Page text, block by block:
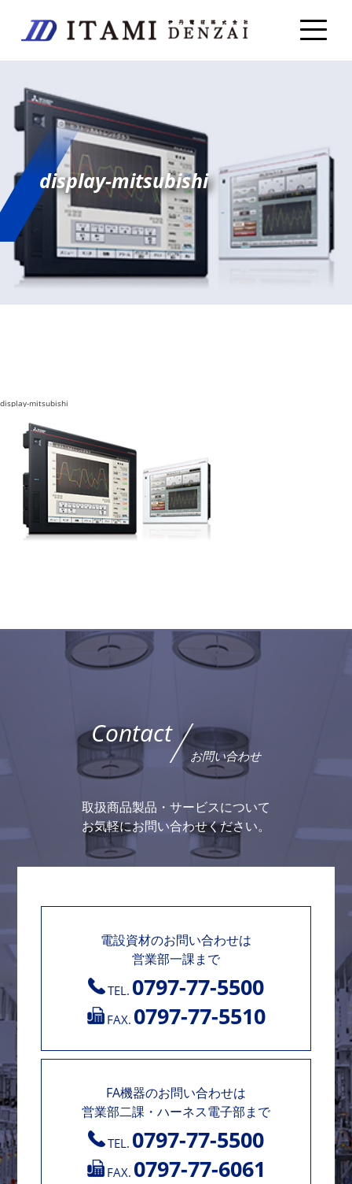
display-mitsubishi
display-mitsubishi
Contact
お問い合わせ
取扱商品製品・サービスについて
お気軽にお問い合わせください。
電設資材のお問い合わせは
営業部一課まで
TEL. 0797-77-5500
FAX. 0797-77-5510
FA機器のお問い合わせは
営業部二課・ハーネス電子部まで
TEL. 0797-77-5500
FAX. 0797-77-6061